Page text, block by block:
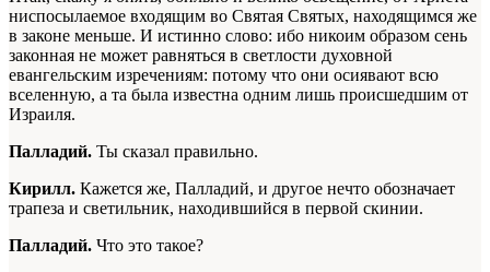
ниспосылаемое входящим во Святая Святых, находящимся же
в законе меньше. И истинно слово: ибо никоим образом сень
законная не может равняться в светлости духовной
евангельским изречениям: потому что они осиявают всю
вселенную, а та была известна одним лишь происшедшим от
Израиля.
Палладий. Ты сказал правильно.
Кирилл. Кажется же, Палладий, и другое нечто обозначает
трапеза и светильник, находившийся в первой скинии.
Палладий. Что это такое?